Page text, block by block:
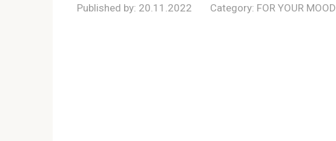
Published by: 20.11.2022 Category: FOR YOUR MOOD